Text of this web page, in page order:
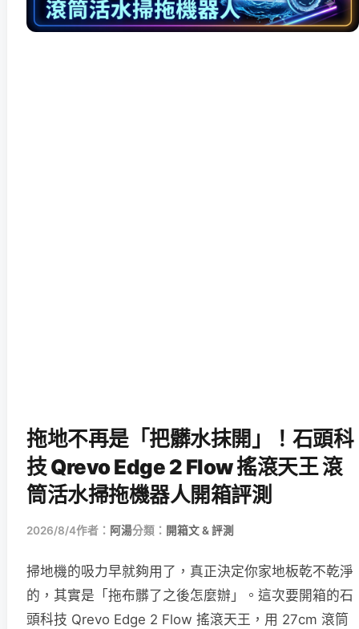
拖地不再是「把髒水抹開」！石頭科
技 Qrevo Edge 2 Flow 搖滾天王 滾
筒活水掃拖機器人開箱評測
2026/8/4作者： 阿湯分類： 開箱文 & 評測
掃地機的吸力早就夠用了，真正決定你家地板乾不乾淨
的，其實是「拖布髒了之後怎麼辦」。這次要開箱的石
頭科技 Qrevo Edge 2 Flow 搖滾天王，用 27cm 滾筒